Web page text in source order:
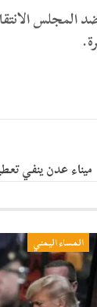
المجلس
ميناء عدن ينفي
المساء اليمني